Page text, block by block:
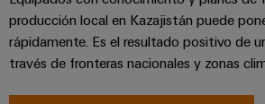
de
cuadros
eléctricos
para
de
conectores
para
Paneles
táctiles
Herramientas
de
Becarios
producción local en Kazajistán puede
rápidamente. Es el resultado positivo de
través de fronteras nacionales y zonas